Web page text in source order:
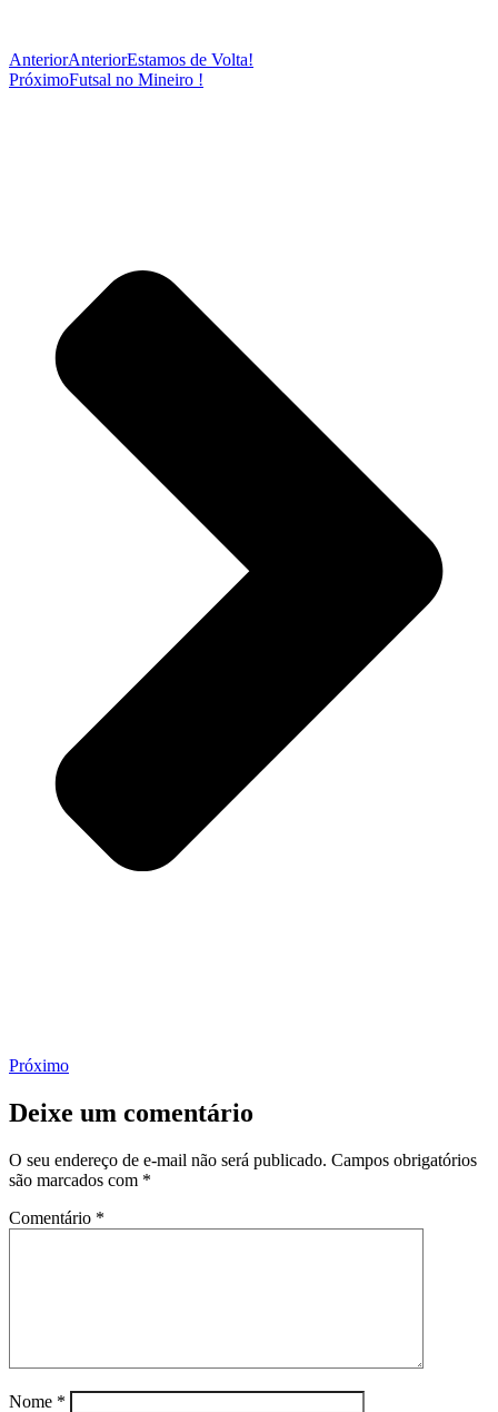
AnteriorAnteriorEstamos de Volta!
PróximoFutsal no Mineiro !
Próximo
Deixe um comentário
O seu endereço de e-mail não será publicado. Campos obrigatórios
são marcados com *
Comentário *
Nome *